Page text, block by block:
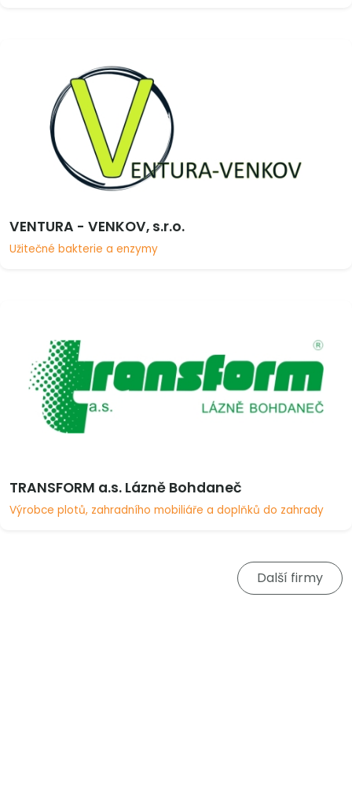
VENTURA - VENKOV, s.r.o.
Užitečné bakterie a enzymy
TRANSFORM a.s. Lázně Bohdaneč
Výrobce plotů, zahradního mobiliáře a doplňků do zahrady
Další firmy